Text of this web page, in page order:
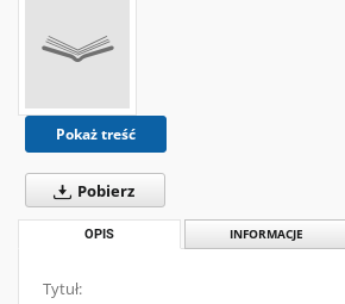
Pokaż treść
Pobierz
OPIS INFORMACJE
Tytuł: